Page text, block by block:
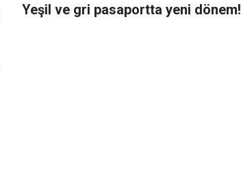
Yeşil ve gri pasaportta yeni dönem!